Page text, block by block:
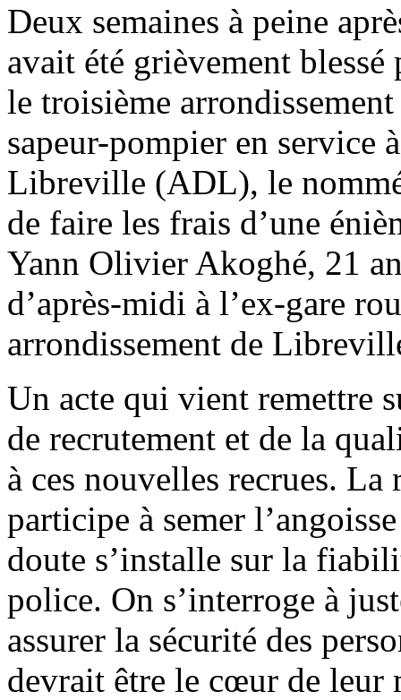
Deux semaines à peine
avait été grièvement
le troisième
sapeur-pompier en service
Libreville (ADL), le
de faire les frais d’une
Yann Olivier Akoghé, 21
d’après-midi à l’ex-gare
arrondissement de
Un acte qui vient remettre
de recrutement et de la
à ces nouvelles recrues. La
participe à semer
doute s’installe sur la
police. On s’interroge à
assurer la sécurité des
devrait être le cœur de leur